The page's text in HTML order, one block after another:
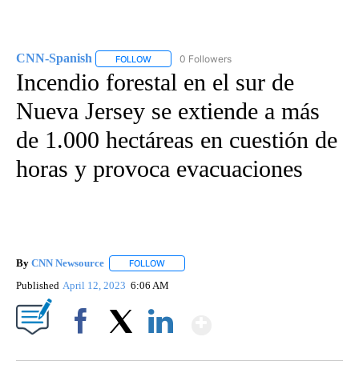
CNN-Spanish FOLLOW FOLLOW "CNN-SPANISH" TO RECEIVE
0 Followers
Incendio forestal en el sur de
Nueva Jersey se extiende a más
de 1.000 hectáreas en cuestión de
horas y provoca evacuaciones
By CNN Newsource FOLLOW
Published April 12, 2023 6:06 AM